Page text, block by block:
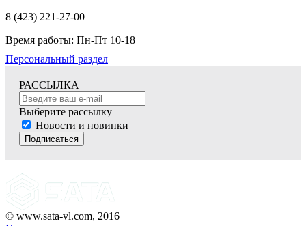
8 (423) 221-27-00
Время работы: Пн-Пт 10-18
Персональный раздел
РАССЫЛКА
Выберите рассылку
Новости и новинки
Подписаться
© www.sata-vl.com, 2016